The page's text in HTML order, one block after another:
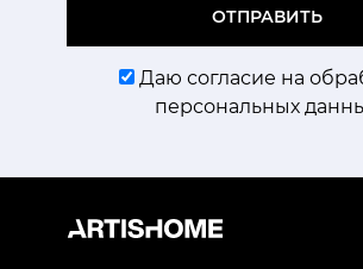
ОТПРАВИТЬ
Даю согласие на
персональных